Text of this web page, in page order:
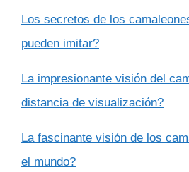
Los secretos de los
pueden imitar?
La impresionante visión del
distancia de visualización?
La fascinante visión de los
el mundo?